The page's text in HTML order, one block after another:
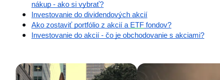
nákup - ako si vybrať?
Investovanie do dividendových akcií
Ako zostaviť portfólio z akcií a ETF fondov?
Investovanie do akcií - čo je obchodovanie s akciami?